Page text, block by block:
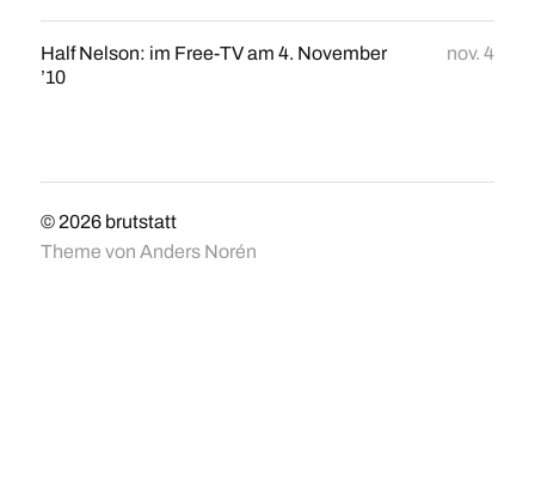
Half Nelson: im Free-TV am 4. November
’10
nov. 4
© 2026 brutstatt
Theme von Anders Norén